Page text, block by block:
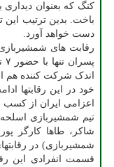
باخت. بدین ترتیب
دست خواهد آورد.
اندک شرکت کننده هم
خود در این رقابتها
اعزامی ایران از کسب
تیم شمشیربازی اسلحه
شاکر، طاها کارگر